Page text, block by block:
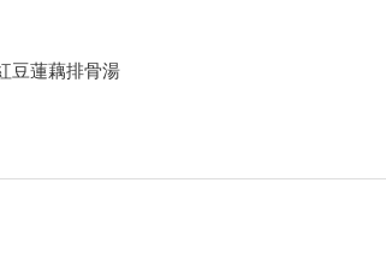
豆蓮藕排骨湯